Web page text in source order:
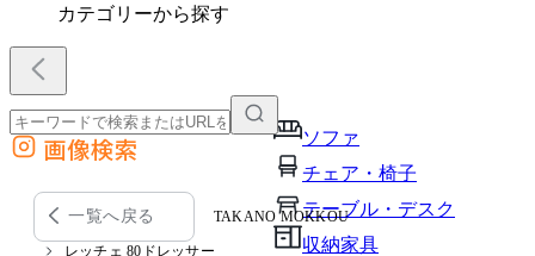
カテゴリーから探す
ソファ
チェア・椅子
テーブル・デスク
収納家具
外部サイトの商品をカートに追加
他のサイトで見つけた商品ページのURLを貼り付けて、カートに追加できます
画像検索
一覧へ戻る TAKANO MOKKOU
レッチェ 80ドレッサー